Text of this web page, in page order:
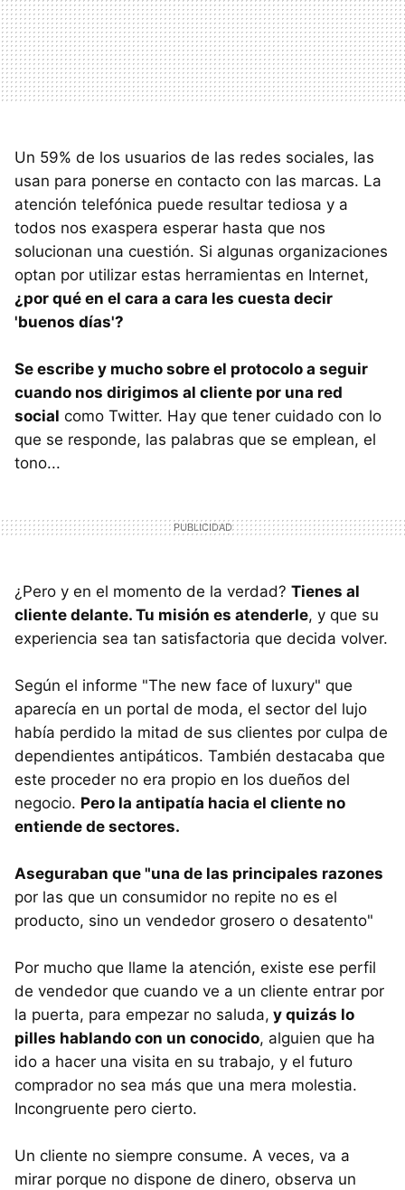
Un 59% de los usuarios de las redes sociales, las
usan para ponerse en contacto con las marcas. La
atención telefónica puede resultar tediosa y a
todos nos exaspera esperar hasta que nos
solucionan una cuestión. Si algunas organizaciones
optan por utilizar estas herramientas en Internet,
¿por qué en el cara a cara les cuesta decir
'buenos días'?
Se escribe y mucho sobre el protocolo a seguir
cuando nos dirigimos al cliente por una red
social como Twitter. Hay que tener cuidado con lo
que se responde, las palabras que se emplean, el
tono...
¿Pero y en el momento de la verdad? Tienes al
cliente delante. Tu misión es atenderle, y que su
experiencia sea tan satisfactoria que decida volver.
Según el informe "The new face of luxury" que
aparecía en un portal de moda, el sector del lujo
había perdido la mitad de sus clientes por culpa de
dependientes antipáticos. También destacaba que
este proceder no era propio en los dueños del
negocio. Pero la antipatía hacia el cliente no
entiende de sectores.
Aseguraban que "una de las principales razones
por las que un consumidor no repite no es el
producto, sino un vendedor grosero o desatento"
Por mucho que llame la atención, existe ese perfil
de vendedor que cuando ve a un cliente entrar por
la puerta, para empezar no saluda, y quizás lo
pilles hablando con un conocido, alguien que ha
ido a hacer una visita en su trabajo, y el futuro
comprador no sea más que una mera molestia.
Incongruente pero cierto.
Un cliente no siempre consume. A veces, va a
mirar porque no dispone de dinero, observa un